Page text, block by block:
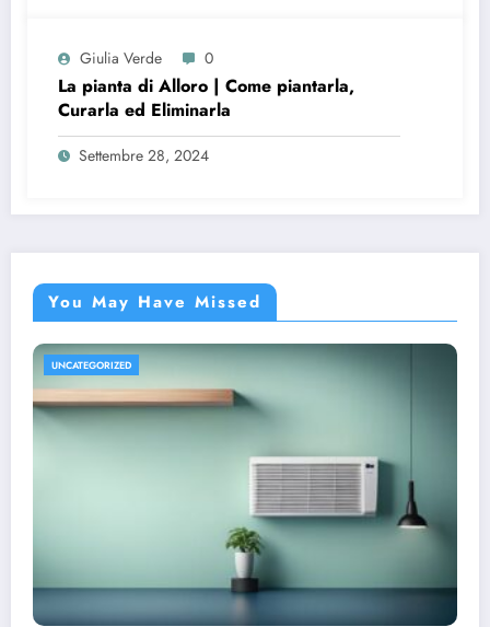
Giulia Verde 0
La pianta di Alloro | Come piantarla,
Curarla ed Eliminarla
Settembre 28, 2024
You May Have Missed
UNCATEGORIZED